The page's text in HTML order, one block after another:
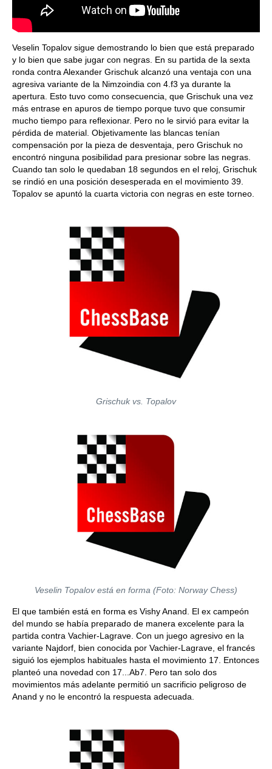
Veselin Topalov sigue demostrando lo bien que está preparado
y lo bien que sabe jugar con negras. En su partida de la sexta
ronda contra Alexander Grischuk alcanzó una ventaja con una
agresiva variante de la Nimzoindia con 4.f3 ya durante la
apertura. Esto tuvo como consecuencia, que Grischuk una vez
más entrase en apuros de tiempo porque tuvo que consumir
mucho tiempo para reflexionar. Pero no le sirvió para evitar la
pérdida de material. Objetivamente las blancas tenían
compensación por la pieza de desventaja, pero Grischuk no
encontró ninguna posibilidad para presionar sobre las negras.
Cuando tan solo le quedaban 18 segundos en el reloj, Grischuk
se rindió en una posición desesperada en el movimiento 39.
Topalov se apuntó la cuarta victoria con negras en este torneo.
Grischuk vs. Topalov
Veselin Topalov está en forma (Foto: Norway Chess)
El que también está en forma es Vishy Anand. El ex campeón
del mundo se había preparado de manera excelente para la
partida contra Vachier-Lagrave. Con un juego agresivo en la
variante Najdorf, bien conocida por Vachier-Lagrave, el francés
siguió los ejemplos habituales hasta el movimiento 17. Entonces
planteó una novedad con 17...Ab7. Pero tan solo dos
movimientos más adelante permitió un sacrificio peligroso de
Anand y no le encontró la respuesta adecuada.